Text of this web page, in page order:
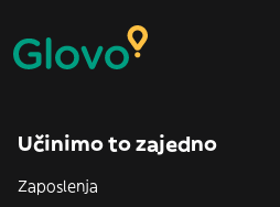
Učinimo to zajedno
Zaposlenja